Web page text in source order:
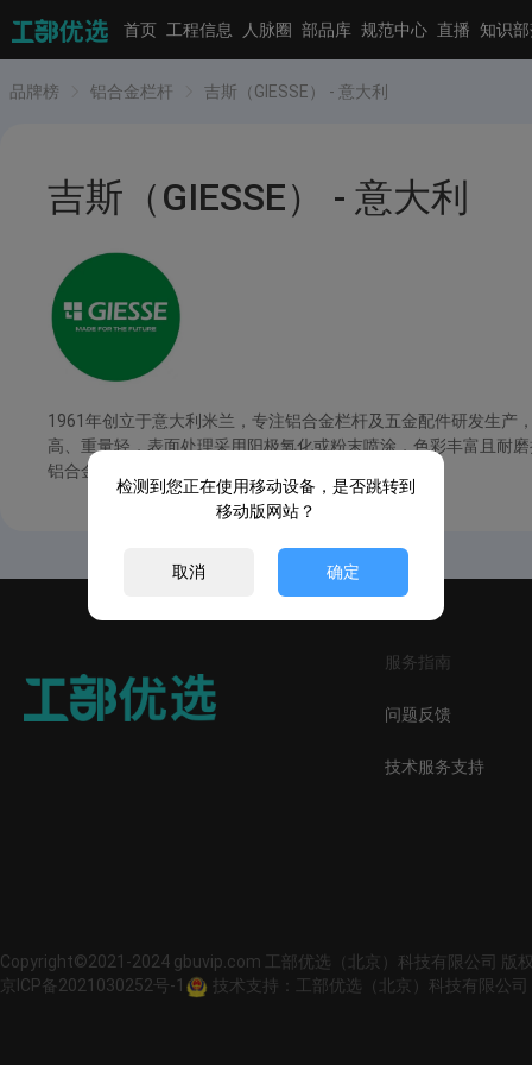
首页 工程信息 人脉圈 部品库 规范中心 直播 知识
品牌榜 铝合金栏杆 吉斯（GIESSE） - 意大利
吉斯（GIESSE） - 意大利
1961年创立于意大利米兰，专注铝合金栏杆及五金配件研发生
高、重量轻，表面处理采用阳极氧化或粉末喷涂，色彩丰富且耐
铝合金栏杆的代表品牌。
服务指南
问题反馈
技术服务支持
Copyright©2021-2024 gbuvip.com 工部优选（北京）科技有限公司 版
京ICP备2021030252号-1
技术支持：工部优选（北京）科技有限公司
检测到您正在使用移动设备，是否跳转到
移动版网站？
取消 确定